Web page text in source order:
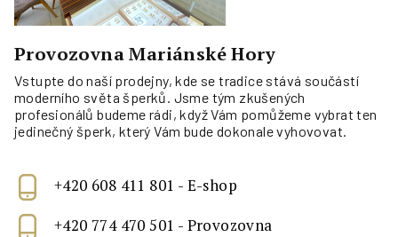
Provozovna Mariánské Hory
Vstupte do naší prodejny, kde se tradice stává součástí
moderního světa šperků. Jsme tým zkušených
profesionálů budeme rádi, když Vám pomůžeme vybrat ten
jedinečný šperk, který Vám bude dokonale vyhovovat.
+420 608 411 801 - E-shop
+420 774 470 501 - Provozovna